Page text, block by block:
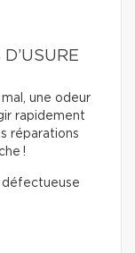
une odeur
rapidement
réparations
!
défectueuse